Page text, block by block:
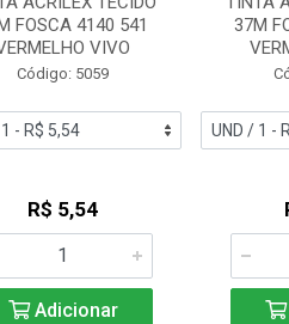
FOSCA 4140 541
VIVO
Código: 5059
R$ 5,54
Adicionar
37M